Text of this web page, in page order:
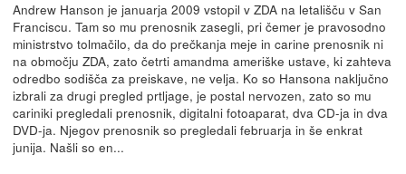
Andrew Hanson je januarja 2009 vstopil v ZDA na letališču v San
Franciscu. Tam so mu prenosnik zasegli, pri čemer je pravosodno
ministrstvo tolmačilo, da do prečkanja meje in carine prenosnik ni
na območju ZDA, zato četrti amandma ameriške ustave, ki zahteva
odredbo sodišča za preiskave, ne velja. Ko so Hansona naključno
izbrali za drugi pregled prtljage, je postal nervozen, zato so mu
cariniki pregledali prenosnik, digitalni fotoaparat, dva CD-ja in dva
DVD-ja. Njegov prenosnik so pregledali februarja in še enkrat
junija. Našli so en...